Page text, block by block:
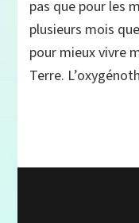
Danlos
:
pourquoi
et
comment
pas que pour les
plusieurs mois
pour mieux vivre
Terre.